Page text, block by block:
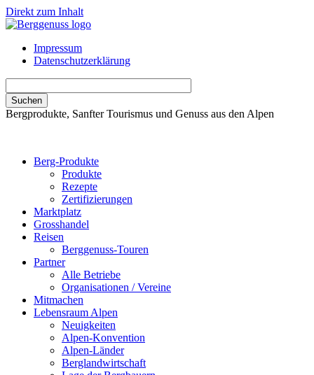
Direkt zum Inhalt
Impressum
Datenschutzerklärung
Bergprodukte, Sanfter Tourismus und Genuss aus den Alpen
Berg-Produkte
Produkte
Rezepte
Zertifizierungen
Marktplatz
Grosshandel
Reisen
Berggenuss-Touren
Partner
Alle Betriebe
Organisationen / Vereine
Mitmachen
Lebensraum Alpen
Neuigkeiten
Alpen-Konvention
Alpen-Länder
Berglandwirtschaft